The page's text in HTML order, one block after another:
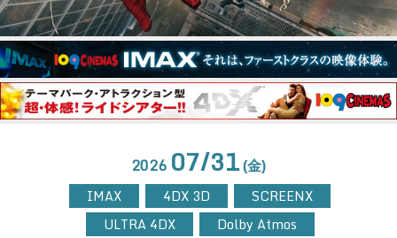
2026 07/31(金)
IMAX 4DX 3D
SCREENX
ULTRA 4DX
Dolby Atmos